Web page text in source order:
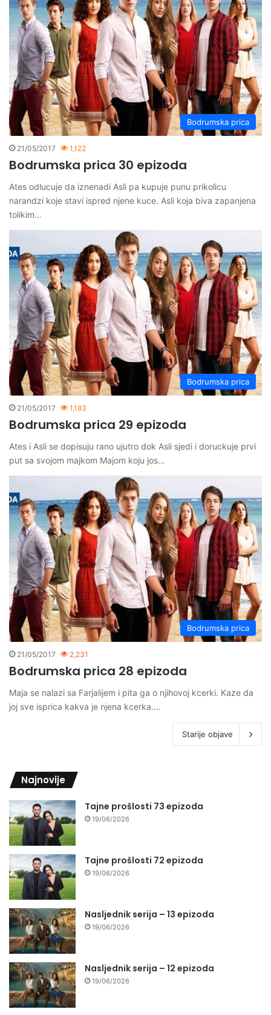
Bodrumska prica
21/05/2017 1,122
Bodrumska prica 30 epizoda
Ates odlucuje da iznenadi Asli pa kupuje punu prikolicu
narandzi koje stavi ispred njene kuce. Asli koja biva zapanjena
tolikim…
Bodrumska prica
21/05/2017 1,183
Bodrumska prica 29 epizoda
Ates i Asli se dopisuju rano ujutro dok Asli sjedi i doruckuje prvi
put sa svojom majkom Majom koju jos…
Bodrumska prica
21/05/2017 2,231
Bodrumska prica 28 epizoda
Maja se nalazi sa Farjalijem i pita ga o njihovoj kcerki. Kaze da
joj sve isprica kakva je njena kcerka.…
Starije objave
Najnovije
Tajne prošlosti 73 epizoda
19/06/2026
Tajne prošlosti 72 epizoda
19/06/2026
Nasljednik serija – 13 epizoda
19/06/2026
Nasljednik serija – 12 epizoda
19/06/2026